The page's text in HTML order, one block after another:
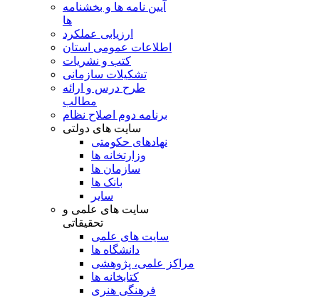
آیین نامه ها و بخشنامه
ها
ارزیابی عملکرد
اطلاعات عمومی استان
کتب و نشریات
تشکیلات سازمانی
طرح درس و ارائه
مطالب
برنامه دوم اصلاح نظام
سایت های دولتی
نهادهای حکومتی
وزارتخانه ها
سازمان ها
بانک ها
سایر
سایت های علمی و
تحقیقاتی
سایت های علمی
دانشگاه ها
مراکز علمی، پژوهشی
کتابخانه ها
فرهنگی هنری